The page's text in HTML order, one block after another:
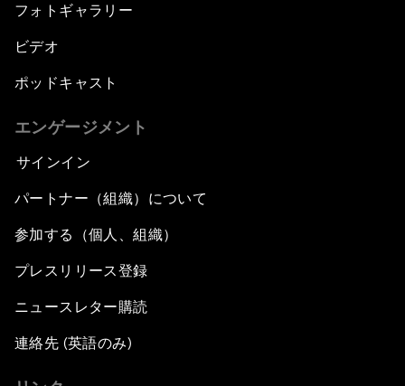
フォトギャラリー
ビデオ
ポッドキャスト
エンゲージメント
サインイン
パートナー（組織）について
参加する（個人、組織）
プレスリリース登録
ニュースレター購読
連絡先 (英語のみ)